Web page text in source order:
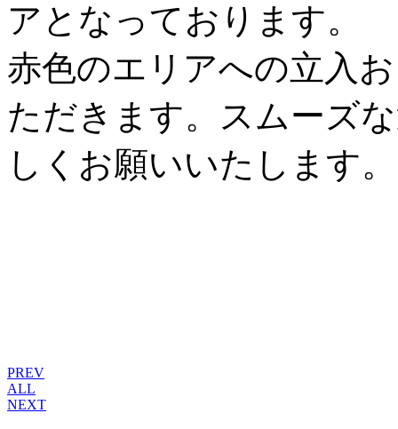
アとなっております。
赤色のエリアへの立入
ただきます。スムーズ
しくお願いいたします。
PREV
ALL
NEXT